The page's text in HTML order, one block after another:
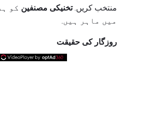
منتخب کریں.تخنیکی مصنفین کو
میں ماہر ہیں.
روزگار کی حقیقت